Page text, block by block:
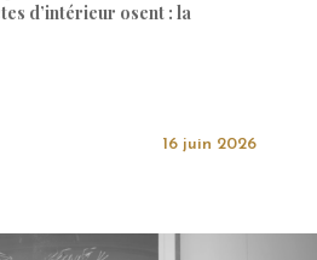
d’intérieur osent : la
16 juin 2026